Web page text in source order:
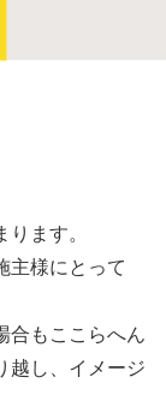
ます。
主様にとって
合もここらへん
越し、イメージ